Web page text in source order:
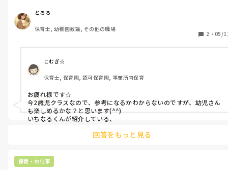
めの手遊び等はありますか？
（絵本はよく読みますが、それほど時間がない時に取り入れたい
です）
とろろ
保育士, 幼稚園教諭, その他の職場
2 ・ 05/
こむぎ☆
保育士, 保育園, 認可保育園, 事業所内保育
お疲れ様です☆
今2歳児クラスなので、参考になるかわからないのですが、幼児さん
も楽しめるかな？と思います(^^)
いちなるくんが紹介している、
真似してくれます(^^)
絵本見る時は静かにして欲しいので、ちょっと元気な手遊びをして、
回答をもっと見る
保育・お仕事